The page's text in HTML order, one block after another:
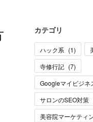
カテゴリ
ハック系 (1)
寺修行記 (7)
Googleマイビジネ
サロンのSEO対策
美容院マーケティ